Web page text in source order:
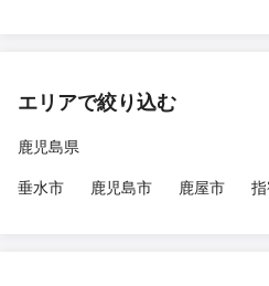
エリアで絞り込む
鹿児島県
垂水市
鹿児島市 鹿屋市